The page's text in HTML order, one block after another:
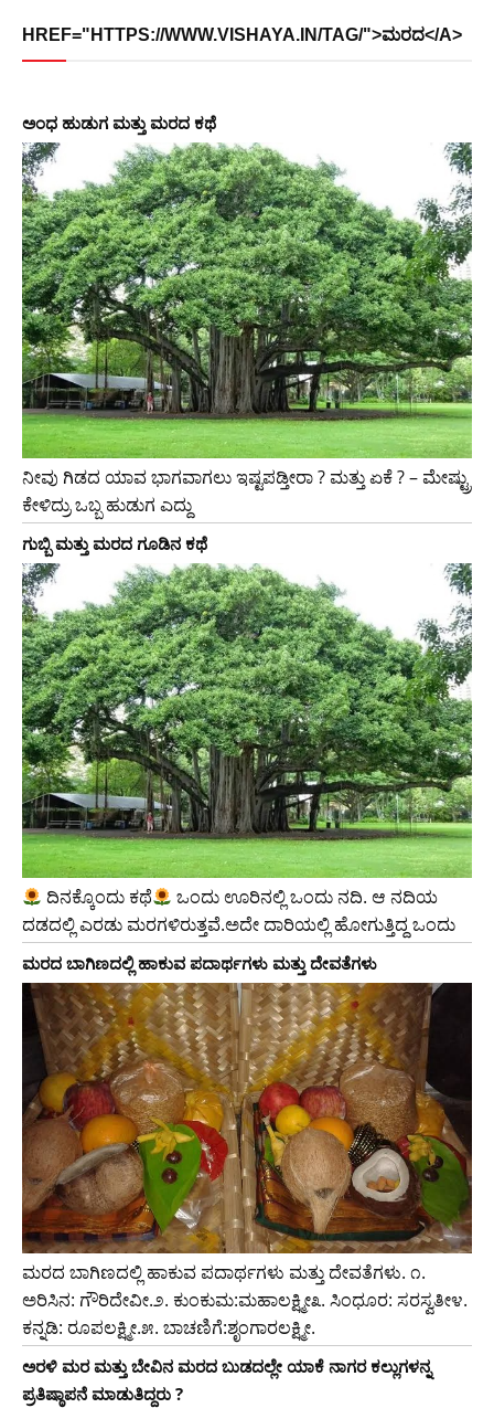
HREF="HTTPS://WWW.VISHAYA.IN/TAG/">ಮರದ</A>
ಅಂಧ ಹುಡುಗ ಮತ್ತು ಮರದ ಕಥೆ
ನೀವು ಗಿಡದ ಯಾವ ಭಾಗವಾಗಲು ಇಷ್ಟಪಡ್ತೀರಾ ? ಮತ್ತು ಏಕೆ ? – ಮೇಷ್ಟ್ರು
ಕೇಳಿದ್ರು ಒಬ್ಬ ಹುಡುಗ ಎದ್ದು
ಗುಬ್ಬಿ ಮತ್ತು ಮರದ ಗೂಡಿನ ಕಥೆ
ದಿನಕ್ಕೊಂದು ಕಥೆ
ಒಂದು ಊರಿನಲ್ಲಿ ಒಂದು ನದಿ. ಆ ನದಿಯ
ದಡದಲ್ಲಿ ಎರಡು ಮರಗಳಿರುತ್ತವೆ.ಅದೇ ದಾರಿಯಲ್ಲಿ ಹೋಗುತ್ತಿದ್ದ ಒಂದು
ಮರದ ಬಾಗಿಣದಲ್ಲಿ ಹಾಕುವ ಪದಾರ್ಥಗಳು ಮತ್ತು ದೇವತೆಗಳು
ಮರದ ಬಾಗಿಣದಲ್ಲಿ ಹಾಕುವ ಪದಾರ್ಥಗಳು ಮತ್ತು ದೇವತೆಗಳು. ೧.
ಅರಿಸಿನ: ಗೌರಿದೇವೀ.೨. ಕುಂಕುಮ:ಮಹಾಲಕ್ಷ್ಮೀ೩. ಸಿಂಧೂರ: ಸರಸ್ವತೀ೪.
ಕನ್ನಡಿ: ರೂಪಲಕ್ಷ್ಮೀ.೫. ಬಾಚಣಿಗೆ:ಶೃಂಗಾರಲಕ್ಷ್ಮೀ.
ಅರಳಿ ಮರ ಮತ್ತು ಬೇವಿನ ಮರದ ಬುಡದಲ್ಲೇ ಯಾಕೆ ನಾಗರ ಕಲ್ಲುಗಳನ್ನ
ಪ್ರತಿಷ್ಠಾಪನೆ ಮಾಡುತಿದ್ದರು ?